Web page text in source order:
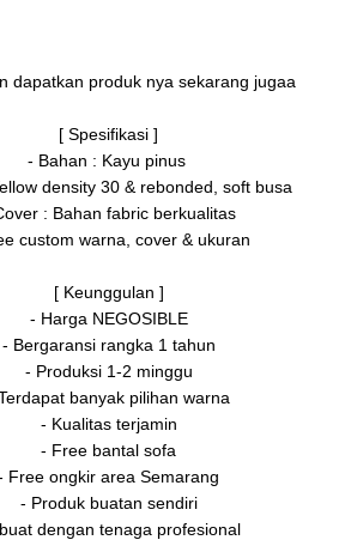
dapatkan produk nya sekarang jugaa
[ Spesifikasi ]
- Bahan : Kayu pinus
density 30 & rebonded, soft busa
: Bahan fabric berkualitas
custom warna, cover & ukuran
[ Keunggulan ]
- Harga NEGOSIBLE
- Bergaransi rangka 1 tahun
- Produksi 1-2 minggu
banyak pilihan warna
- Kualitas terjamin
- Free bantal sofa
Free ongkir area Semarang
- Produk buatan sendiri
dengan tenaga profesional